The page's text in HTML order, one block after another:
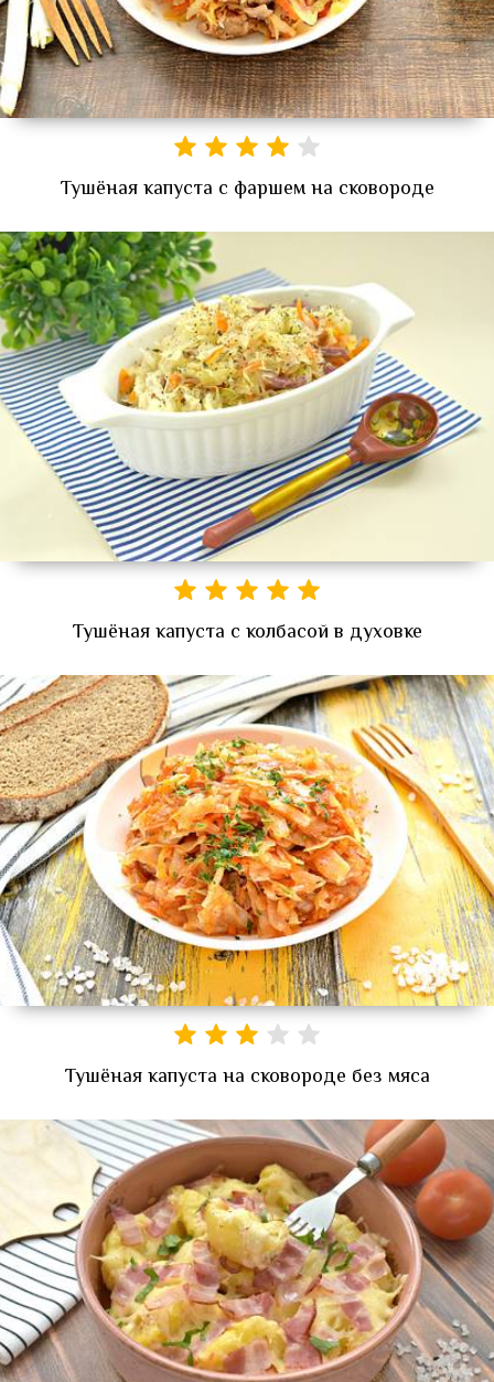
Тушёная капуста с фаршем на сковороде
Тушёная капуста с колбасой в духовке
Тушёная капуста на сковороде без мяса